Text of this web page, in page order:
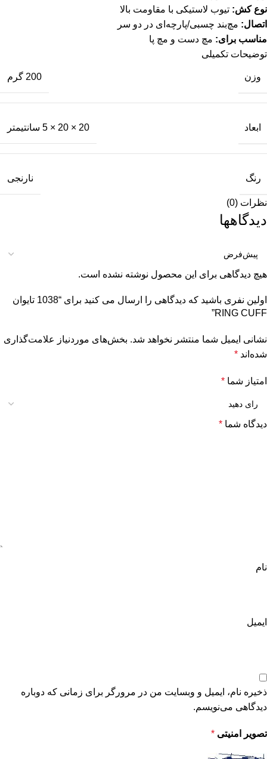
نوع کش: تیوب لاستیکی با مقاومت بالا
اتصال: مچ‌بند چسبی/پارچه‌ای در دو سر
مناسب برای: مچ دست و مچ پا
توضیحات تکمیلی
وزن 200 گرم
ابعاد 20 × 20 × 5 سانتیمتر
رنگ نارنجی
نظرات (0)
دیدگاهها
هیچ دیدگاهی برای این محصول نوشته نشده است.
اولین نفری باشید که دیدگاهی را ارسال می کنید برای “1038 تایوان
RING CUFF”
نشانی ایمیل شما منتشر نخواهد شد. بخش‌های موردنیاز علامت‌گذاری
شده‌اند *
امتیاز شما *
دیدگاه شما *
نام
ایمیل
ذخیره نام، ایمیل و وبسایت من در مرورگر برای زمانی که دوباره
دیدگاهی می‌نویسم.
تصویر امنیتی *